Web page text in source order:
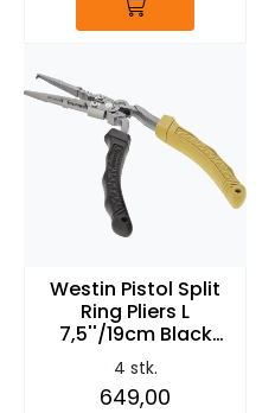
Westin Pistol Split
Ring Pliers L
7,5''/19cm Black
Sand
4 stk.
649,00